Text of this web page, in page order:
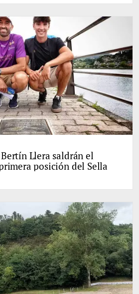
Llera saldrán el
posición del Sella